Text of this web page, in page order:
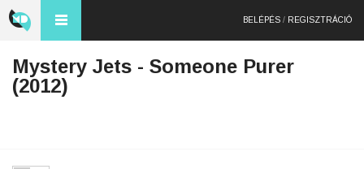
BELÉPÉS / REGISZTRÁCIÓ
Mystery Jets - Someone Purer
(2012)